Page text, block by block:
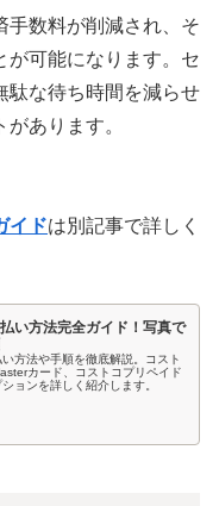
手数料が削減され、そ
が可能になります。セ
駄な待ち時間を減らせ
あります。
イドは別記事で詳しく
い方法完全ガイド！写真で
方法や手順を徹底解説。コスト
カード、コストコプリペイド
ョンを詳しく紹介します。